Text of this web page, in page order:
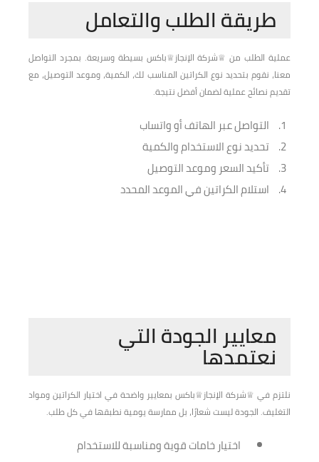
طريقة الطلب والتعامل
عملية الطلب من ♕شركة الإنجاز♕باكس بسيطة وسريعة. بمجرد التواصل
معنا، نقوم بتحديد نوع الكراتين المناسب لك، الكمية، وموعد التوصيل، مع
تقديم نصائح عملية لضمان أفضل نتيجة.
التواصل عبر الهاتف أو واتساب
تحديد نوع الاستخدام والكمية
تأكيد السعر وموعد التوصيل
استلام الكراتين في الموعد المحدد
معايير الجودة التي
نعتمدها
نلتزم في ♕شركة الإنجاز♕باكس بمعايير واضحة في اختيار الكراتين ومواد
التغليف. الجودة ليست شعارًا، بل ممارسة يومية نطبقها في كل طلب.
اختيار خامات قوية ومناسبة للاستخدام